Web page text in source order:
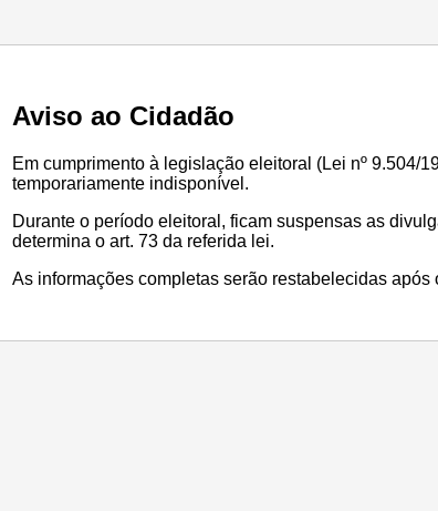
Aviso ao Cidadão
Em cumprimento à legislação eleitoral (Lei nº 9.504/
temporariamente indisponível.
Durante o período eleitoral, ficam suspensas as
determina o art. 73 da referida lei.
As informações completas serão restabelecidas após